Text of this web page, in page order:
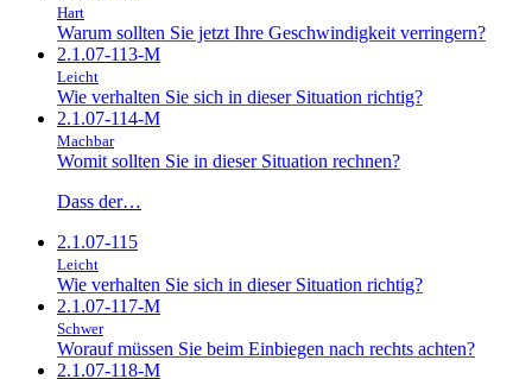
Hart
Warum sollten Sie jetzt Ihre Geschwindigkeit verringern?
2.1.07-113-M
Leicht
Wie verhalten Sie sich in dieser Situation richtig?
2.1.07-114-M
Machbar
Womit sollten Sie in dieser Situation rechnen?
Dass der…
2.1.07-115
Leicht
Wie verhalten Sie sich in dieser Situation richtig?
2.1.07-117-M
Schwer
Worauf müssen Sie beim Einbiegen nach rechts achten?
2.1.07-118-M